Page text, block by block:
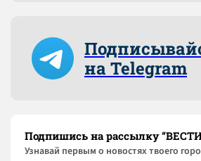
на Telegram
Подпишись на рассылку
Узнaвай первым о новостях твоего